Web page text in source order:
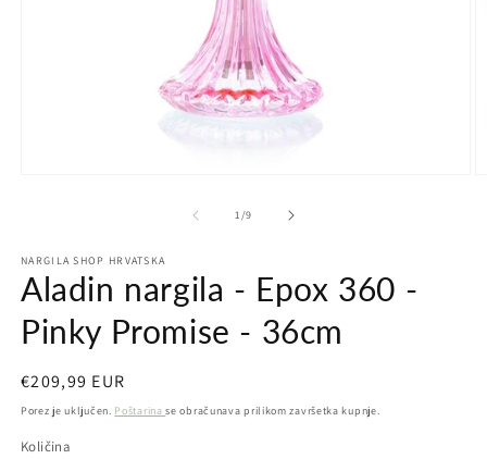
okviru
1/od
9
NARGILA SHOP HRVATSKA
Aladin nargila - Epox 360 -
Pinky Promise - 36cm
Redovna
cijena
€209,99 EUR
Porez je uključen. Poštarinase obračunava prilikom završetka kupnje.
Količina